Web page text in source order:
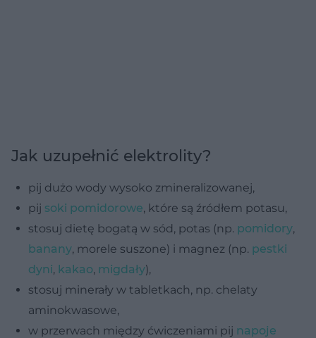
Jak uzupełnić elektrolity?
pij dużo wody wysoko zmineralizowanej,
pij soki pomidorowe, które są źródłem potasu,
stosuj dietę bogatą w sód, potas (np. pomidory,
banany, morele suszone) i magnez (np. pestki
dyni, kakao, migdały),
stosuj minerały w tabletkach, np. chelaty
aminokwasowe,
w przerwach między ćwiczeniami pij napoje